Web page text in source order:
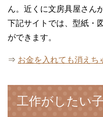
ん。近くに文房具屋さん
下記サイトでは、型紙・
ができます。
⇒ お金を入れても消えち
工作がしたい